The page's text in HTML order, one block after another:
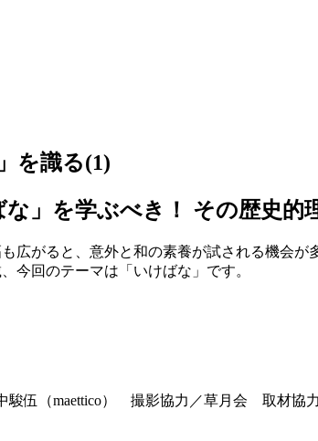
を識る(1)
」を学ぶべき！ その歴史的
広がると、意外と和の素養が試される機会
今回のテーマは「いけばな」です。
伍（maettico） 撮影協力／草月会 取材協力